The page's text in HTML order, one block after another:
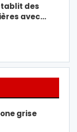
des
avec…
grise